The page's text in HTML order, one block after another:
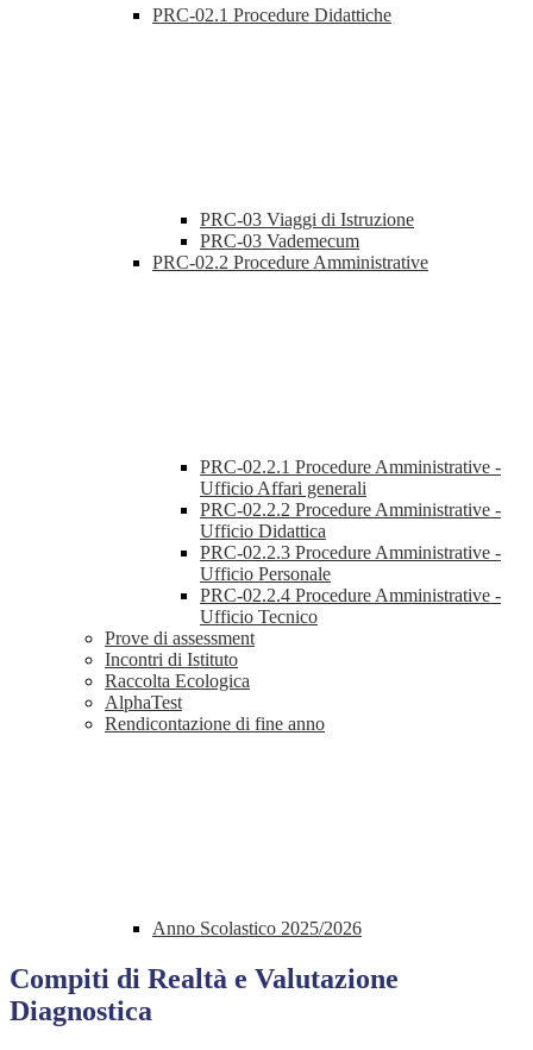
PRC-02.1 Procedure Didattiche
PRC-03 Viaggi di Istruzione
PRC-03 Vademecum
PRC-02.2 Procedure Amministrative
PRC-02.2.1 Procedure Amministrative -
Ufficio Affari generali
PRC-02.2.2 Procedure Amministrative -
Ufficio Didattica
PRC-02.2.3 Procedure Amministrative -
Ufficio Personale
PRC-02.2.4 Procedure Amministrative -
Ufficio Tecnico
Prove di assessment
Incontri di Istituto
Raccolta Ecologica
AlphaTest
Rendicontazione di fine anno
Anno Scolastico 2025/2026
Compiti di Realtà e Valutazione
Diagnostica